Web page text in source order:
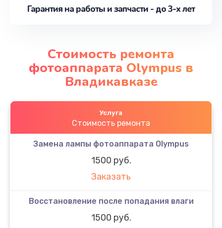
Гарантия на работы и запчасти - до 3-х лет
Стоимость ремонта
фотоаппарата Olympus в
Владикавказе
Услуга
Стоимость ремонта
Замена лампы фотоаппарата Olympus
1500 руб.
Заказать
Восстановление после попадания влаги
1500 руб.